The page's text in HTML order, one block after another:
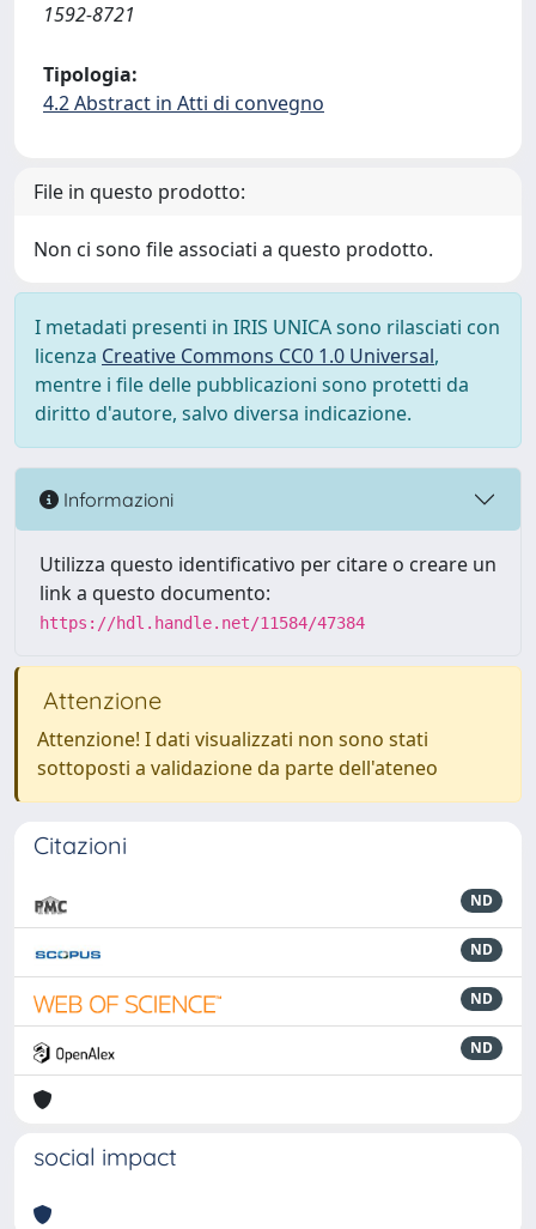
1592-8721
Tipologia:
4.2 Abstract in Atti di convegno
File in questo prodotto:
Non ci sono file associati a questo prodotto.
I metadati presenti in IRIS UNICA sono rilasciati con
licenza Creative Commons CC0 1.0 Universal,
mentre i file delle pubblicazioni sono protetti da
diritto d'autore, salvo diversa indicazione.
Informazioni
Utilizza questo identificativo per citare o creare un
link a questo documento:
https://hdl.handle.net/11584/47384
Attenzione
Attenzione! I dati visualizzati non sono stati
sottoposti a validazione da parte dell'ateneo
Citazioni
ND
ND
ND
ND
social impact